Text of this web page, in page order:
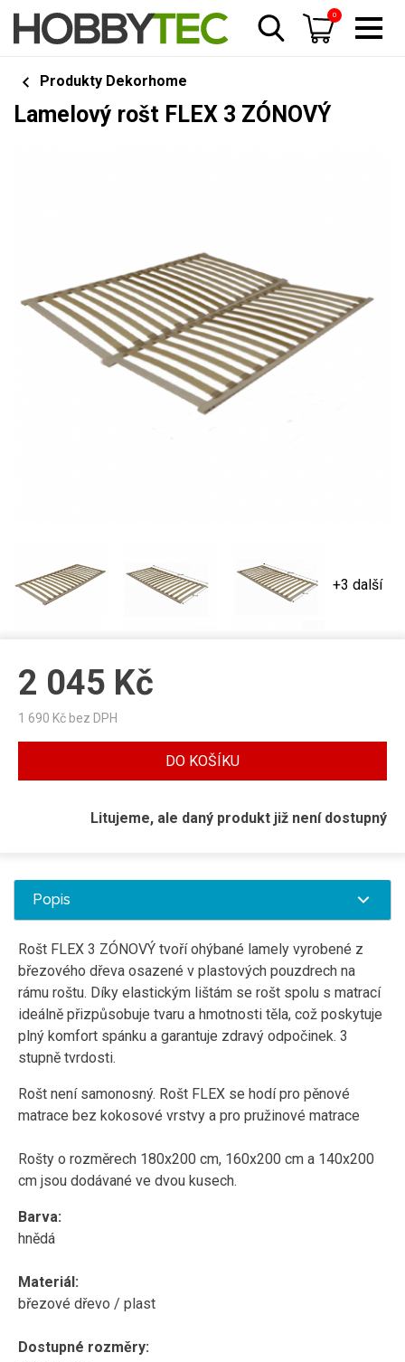
0
Produkty Dekorhome
Lamelový rošt FLEX 3 ZÓNOVÝ
+3 další
2 045 Kč
1 690 Kč bez DPH
DO KOŠÍKU
Litujeme, ale daný produkt již není dostupný
Popis
Rošt FLEX 3 ZÓNOVÝ tvoří ohýbané lamely vyrobené z
březového dřeva osazené v plastových pouzdrech na
rámu roštu. Díky elastickým lištám se rošt spolu s matrací
ideálně přizpůsobuje tvaru a hmotnosti těla, což poskytuje
plný komfort spánku a garantuje zdravý odpočinek. 3
stupně tvrdosti.
Rošt není samonosný. Rošt FLEX se hodí pro pěnové
matrace bez kokosové vrstvy a pro pružinové matrace
Rošty o rozměrech 180x200 cm, 160x200 cm a 140x200
cm jsou dodávané ve dvou kusech.
Barva:
hnědá
Materiál:
březové dřevo / plast
Dostupné rozměry: